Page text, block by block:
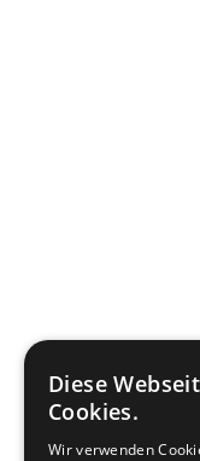
Diese
Cookies.
Wir verwenden